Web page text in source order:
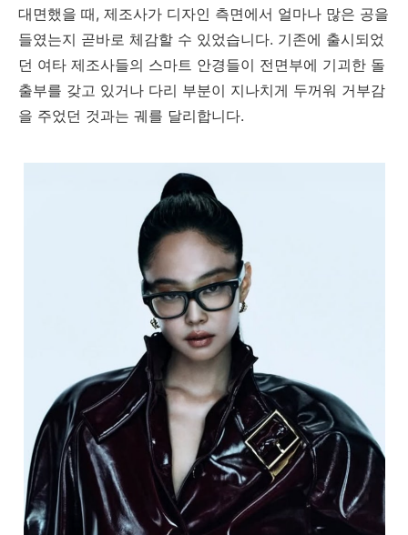
대면했을 때, 제조사가 디자인 측면에서 얼마나 많은 공을
들였는지 곧바로 체감할 수 있었습니다. 기존에 출시되었
던 여타 제조사들의 스마트 안경들이 전면부에 기괴한 돌
출부를 갖고 있거나 다리 부분이 지나치게 두꺼워 거부감
을 주었던 것과는 궤를 달리합니다.